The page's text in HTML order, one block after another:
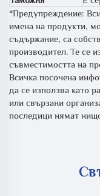
*Предупреждение:
имена на продукти,
съдържание, са
производител. Те се
съвместимостта на
Всичка посочена
да се използва като
или свързани
последици нямат